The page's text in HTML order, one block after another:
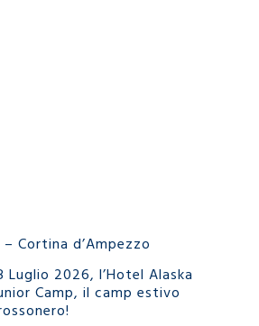
Cortina d’Ampezzo
Luglio 2026, l’Hotel Alaska
Camp, il camp estivo